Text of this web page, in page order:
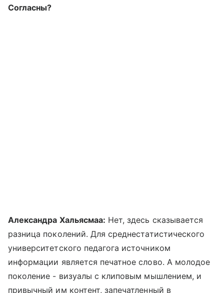
Согласны?
Александра Хальясмаа: Нет, здесь сказывается
разница поколений. Для среднестатистического
университетского педагога источником
информации является печатное слово. А молодое
поколение - визуалы с клиповым мышлением, и
привычный им контент, запечатленный в